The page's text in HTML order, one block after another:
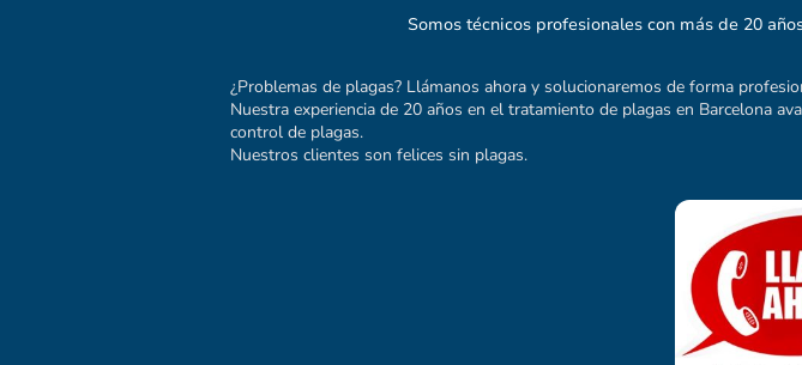
Somos técnicos profesionales con más de 20
¿Problemas de plagas? Llámanos ahora y solucionaremos de forma
Nuestra experiencia de 20 años en el tratamiento de plagas en Barcelona
control de plagas.
Nuestros clientes son felices sin plagas.